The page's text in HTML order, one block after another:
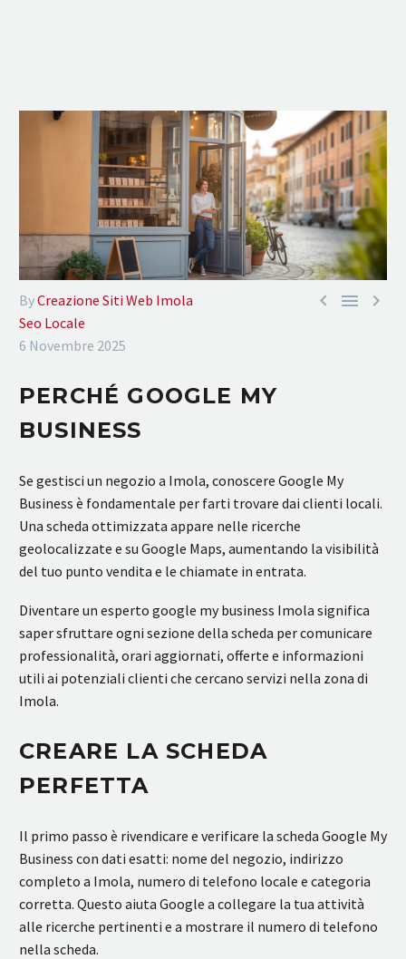
  
ByCreazione Siti Web Imola
Seo Locale
6 Novembre 2025
PERCHÉ GOOGLE MY
BUSINESS
Se gestisci un negozio a Imola, conoscere Google My
Business è fondamentale per farti trovare dai clienti locali.
Una scheda ottimizzata appare nelle ricerche
geolocalizzate e su Google Maps, aumentando la visibilità
del tuo punto vendita e le chiamate in entrata.
Diventare un esperto google my business Imola significa
saper sfruttare ogni sezione della scheda per comunicare
professionalità, orari aggiornati, offerte e informazioni
utili ai potenziali clienti che cercano servizi nella zona di
Imola.
CREARE LA SCHEDA
PERFETTA
Il primo passo è rivendicare e verificare la scheda Google My
Business con dati esatti: nome del negozio, indirizzo
completo a Imola, numero di telefono locale e categoria
corretta. Questo aiuta Google a collegare la tua attività
alle ricerche pertinenti e a mostrare il numero di telefono
nella scheda.